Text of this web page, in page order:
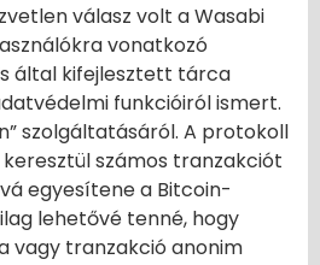
válasz volt a Wasabi
vonatkozó
által kifejlesztett tárca
funkcióiról ismert.
szolgáltatásáról. A protokoll
számos tranzakciót
egyesítene a Bitcoin-
lehetővé tenné, hogy
vagy tranzakció anonim